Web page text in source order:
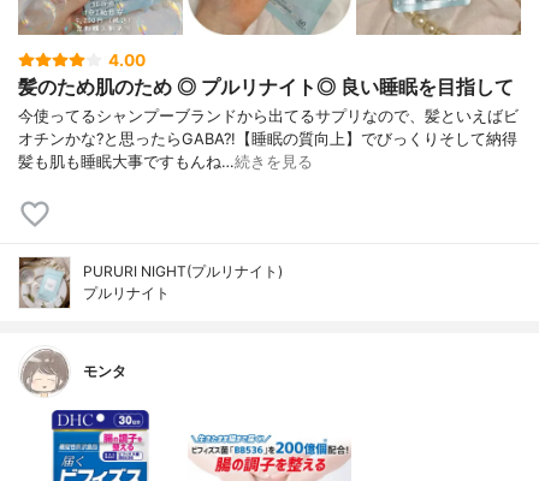
4.00
髪のため肌のため ◎ プルリナイト◎ 良い睡眠を目指して
今使ってるシャンプーブランドから出てるサプリなので、髪といえばビ
オチンかな?と思ったらGABA?!【睡眠の質向上】でびっくりそして納得
髪も肌も睡眠大事ですもんね…続きを見る
PURURI NIGHT(プルリナイト)
プルリナイト
モンタ